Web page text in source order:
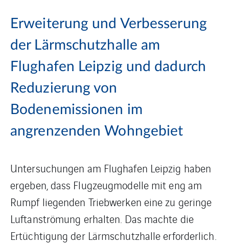
Erweiterung und Verbesserung
der Lärmschutzhalle am
Flughafen Leipzig und dadurch
Reduzierung von
Bodenemissionen im
angrenzenden Wohngebiet
Untersuchungen am Flughafen Leipzig haben
ergeben, dass Flugzeugmodelle mit eng am
Rumpf liegenden Triebwerken eine zu geringe
Luftanströmung erhalten. Das machte die
Ertüchtigung der Lärmschutzhalle erforderlich.